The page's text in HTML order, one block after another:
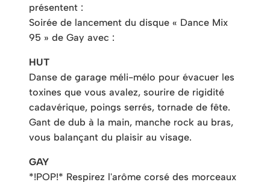
présentent :
Soirée de lancement du disque « Dance Mix
95 » de Gay avec :
HUT
Danse de garage méli-mélo pour évacuer les
toxines que vous avalez, sourire de rigidité
cadavérique, poings serrés, tornade de fête.
Gant de dub à la main, manche rock au bras,
vous balançant du plaisir au visage.
GAY
*!POP!* Respirez l'arôme corsé des morceaux